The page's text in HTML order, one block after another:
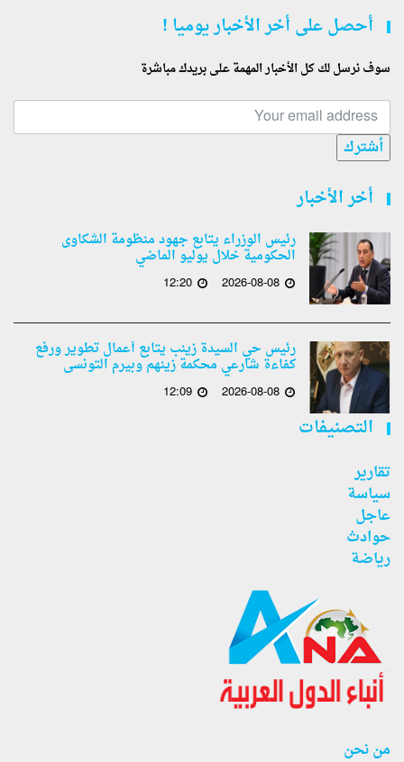
أحصل على أخر الأخبار يوميا !
سوف نرسل لك كل الأخبار المهمة على بريدك مباشرة
أشترك
أخر الأخبار
رئيس الوزراء يتابع جهود منظومة الشكاوى
الحكومية خلال يوليو الماضي
2026-08-08
12:20
رئيس حي السيدة زينب يتابع أعمال تطوير ورفع
كفاءة شارعي محكمة زينهم وبيرم التونسى
2026-08-08
12:09
التصنيفات
تقارير
سياسة
عاجل
حوادث
رياضة
من نحن